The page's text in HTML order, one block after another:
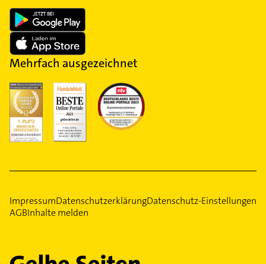
Mehrfach ausgezeichnet
ImpressumDatenschutzerklärungDatenschutz-Einstellungen
AGBInhalte melden